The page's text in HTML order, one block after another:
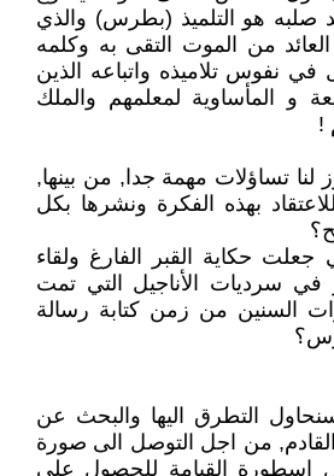
صلبه هو التلميذ (بطرس) والذي
من الموت التقى به وكلمه
في نفوس تلاميذه واتباعه الذين
و المأساوية لمعلمهم والملك
!
تساؤلات مهمة جدا, من بينها,
بهذه الفكرة ونشرها بكل
حكاية القبر الفارغ ولقاء
في سرديات الأناجيل التي تمت
السنين من زمن كتابة رسالة
التطرق اليها والبحث عن
القادم, من اجل التوصل الى صورة
اسطورة القيامة للحصول على